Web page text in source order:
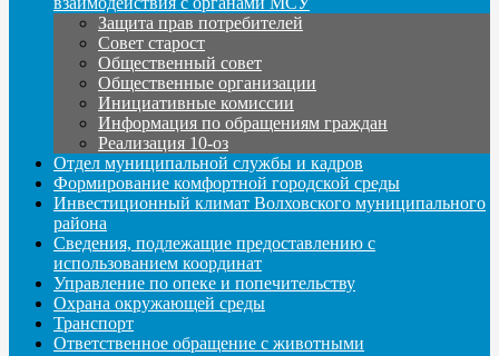
Защита прав потребителей
Совет старост
Общественный совет
Общественные организации
Инициативные комиссии
Информация по обращениям граждан
Реализация 10-оз
Отдел муниципальной службы и кадров
Формирование комфортной городской среды
Инвестиционный климат Волховского муниципального
района
Сведения, подлежащие предоставлению с
использованием координат
Управление по опеке и попечительству
Охрана окружающей среды
Транспорт
Ответственное обращение с животными